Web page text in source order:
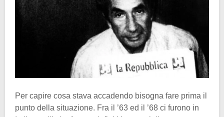
Per capire cosa stava accadendo bisogna fare prima il
punto della situazione. Fra il ’63 ed il ’68 ci furono in